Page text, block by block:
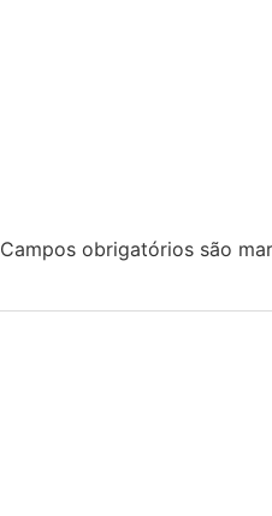
Campos obrigatórios são